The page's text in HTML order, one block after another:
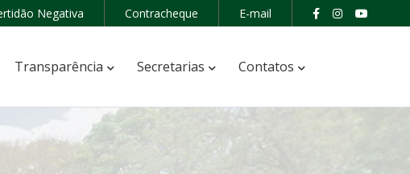
Negativa Contracheque E-mail
Transparência Secretarias Contatos